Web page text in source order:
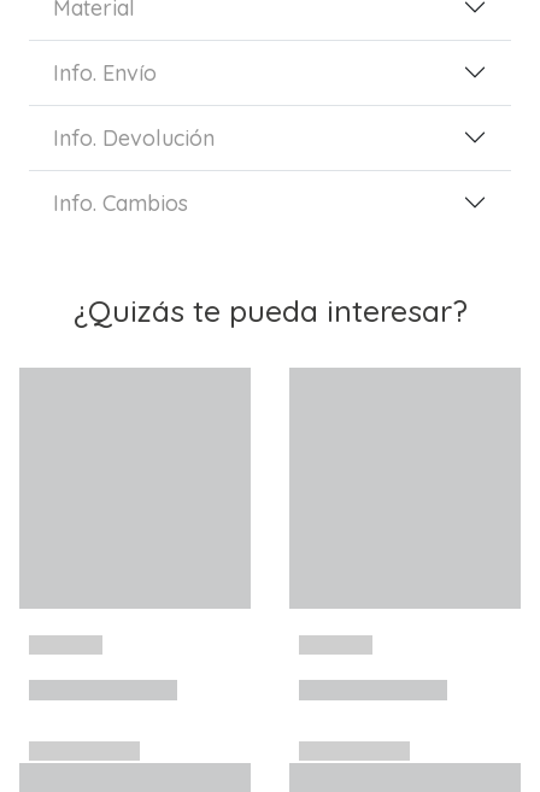
Material
Info. Envío
Info. Devolución
Info. Cambios
¿Quizás te pueda interesar?